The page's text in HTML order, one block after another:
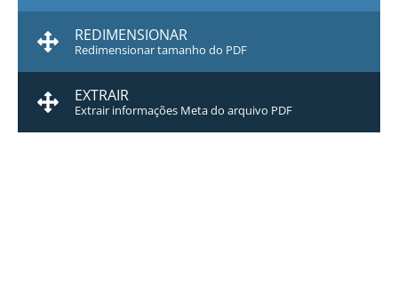
REDIMENSIONAR
Redimensionar tamanho do PDF
EXTRAIR
Extrair informações Meta do arquivo PDF